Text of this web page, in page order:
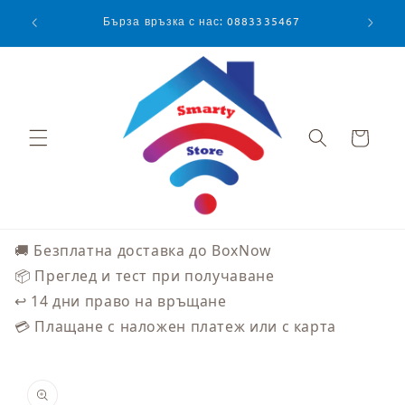
Бърза връзка с нас: 0883335467
Количка
🚚 Безплатна доставка до BoxNow
📦 Преглед и тест при получаване
↩️ 14 дни право на връщане
💳 Плащане с наложен платеж или с карта